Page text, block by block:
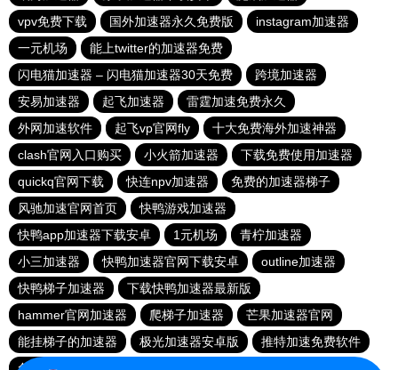
vpv免费下载
国外加速器永久免费版
instagram加速器
一元机场
能上twitter的加速器免费
闪电猫加速器 – 闪电猫加速器30天免费
跨境加速器
安易加速器
起飞加速器
雷霆加速免费永久
外网加速软件
起飞vp官网fly
十大免费海外加速神器
clash官网入口购买
小火箭加速器
下载免费使用加速器
quickq官网下载
快连npv加速器
免费的加速器梯子
风驰加速官网首页
快鸭游戏加速器
快鸭app加速器下载安卓
1元机场
青柠加速器
小三加速器
快鸭加速器官网下载安卓
outline加速器
快鸭梯子加速器
下载快鸭加速器最新版
hammer官网加速器
爬梯子加速器
芒果加速器官网
能挂梯子的加速器
极光加速器安卓版
推特加速免费软件